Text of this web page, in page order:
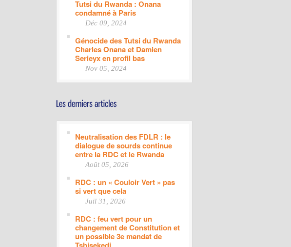
Tutsi du Rwanda : Onana
condamné à Paris
Déc 09, 2024
Génocide des Tutsi du Rwanda
Charles Onana et Damien
Serieyx en profil bas
Nov 05, 2024
Neutralisation des FDLR : le
dialogue de sourds continue
entre la RDC et le Rwanda
Août 05, 2026
RDC : un « Couloir Vert » pas
si vert que cela
Juil 31, 2026
RDC : feu vert pour un
changement de Constitution et
un possible 3e mandat de